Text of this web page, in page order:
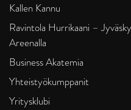
Kallen Kannu
Ravintola Hurrikaani –
Areenalla
Business Akatemia
Yhteistyökumppanit
Yritysklubi